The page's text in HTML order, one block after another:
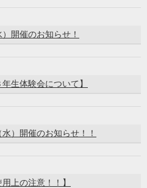
開催のお知らせ！
生体験会について】
）開催のお知らせ！！
上の注意！！】